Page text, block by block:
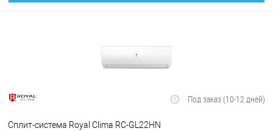
Под заказ (10-12 дней)
Сплит-система Royal Clima RC-GL22HN